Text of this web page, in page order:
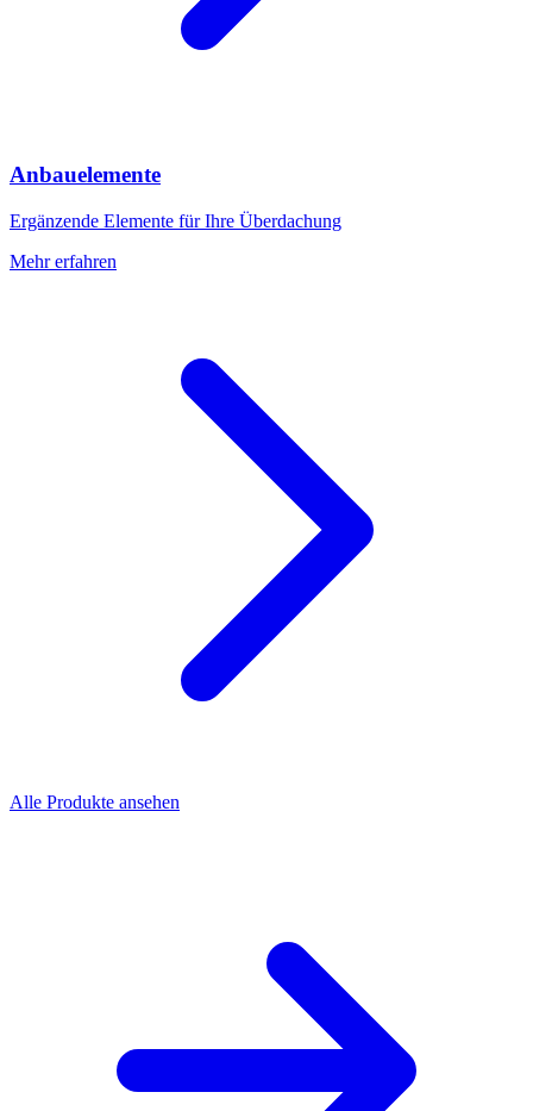
Anbauelemente
Ergänzende Elemente für Ihre Überdachung
Mehr erfahren
Alle Produkte ansehen